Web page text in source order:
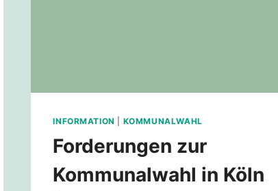
INFORMATION KOMMUNALWAHL
Forderungen zur
Kommunalwahl in Köln